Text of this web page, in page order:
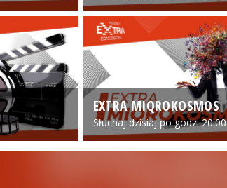
EXTRA MIQROKOSMOS
Słuchaj dzisiaj po godz. 20:00